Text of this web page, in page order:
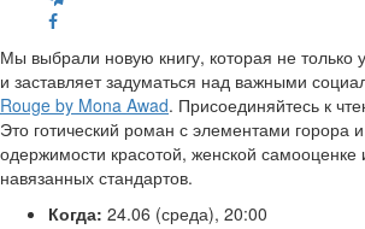
Мы выбрали новую книгу, которая не только
и заставляет задуматься над важными
Rouge by Mona Awad. Присоединяйтесь к
Это готический роман с элементами горора и
одержимости красотой, женской
навязанных стандартов.
Когда: 24.06 (среда), 20:00